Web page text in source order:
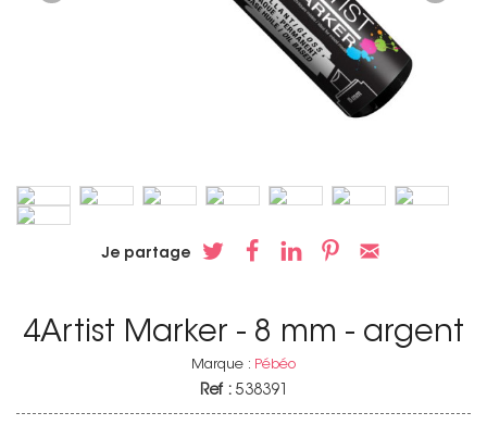
Je partage
4Artist Marker - 8 mm - argent
Marque : Pébéo
Ref : 538391